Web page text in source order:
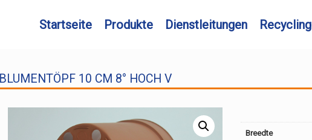
Startseite Produkte Dienstleitungen Recycling
BLUMENTÖPF 10 CM 8° HOCH V
Breedte